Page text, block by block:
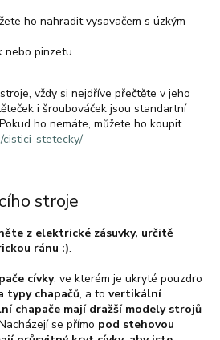
ho nahradit vysavačem s úzkým
nebo pinzetu
vždy si nejdříve přečtěte v jeho
i šroubováček jsou standartní
ho nemáte, můžete ho koupit
stetecky/
stroje
z elektrické zásuvky, určitě
ránu :).
cívky, ve kterém je ukryté pouzdro
typy chapačů, a to vertikální
chapače mají dražší modely strojů
se přímo pod stehovou